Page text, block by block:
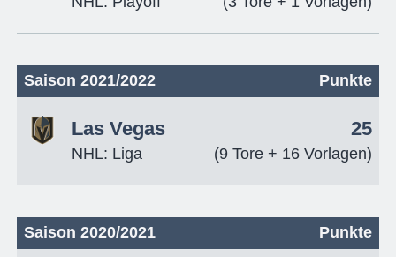
Saison 2021/2022 Punkte
Las Vegas
NHL: Liga
25
(9 Tore + 16 Vorlagen)
Saison 2020/2021 Punkte